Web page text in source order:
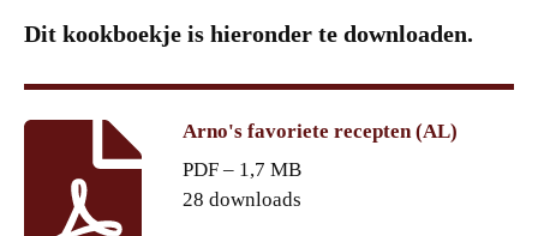
Dit kookboekje is hieronder te downloaden.
Arno's favoriete recepten (AL)
PDF – 1,7 MB
28 downloads